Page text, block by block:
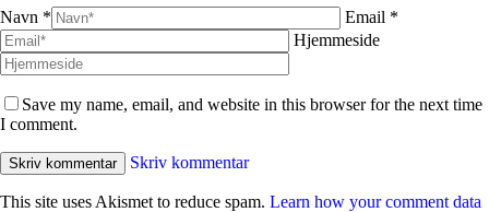
Navn *
Email *
Hjemmeside
Save my name, email, and website in this browser for the next time
I comment.
Skriv kommentar
This site uses Akismet to reduce spam. Learn how your comment data